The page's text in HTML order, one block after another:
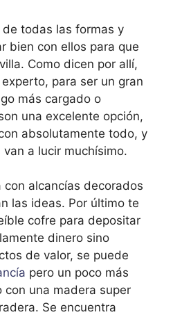
todas las formas y
bien con ellos para que
Como dicen por allí,
para ser un gran
más cargado o
una excelente opción,
absolutamente todo, y
a lucir muchísimo.
las ideas. Por último te
cofre para depositar
dinero sino
de valor, se puede
pero un poco más
con una madera super
Se encuentra